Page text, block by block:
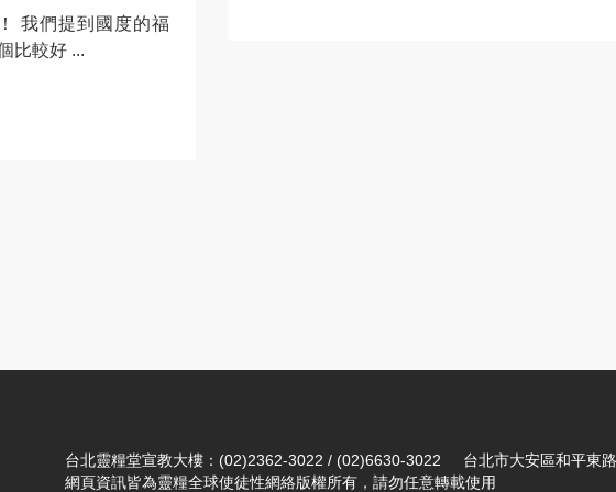
我們提到國度的福
比較好 ...
台北靈糧堂宣教大樓：(02)2362-3022 / (02)6630-3022 台北市大安區和平東
網頁資訊皆為靈糧全球使徒性網絡版權所有，請勿任意轉載使用